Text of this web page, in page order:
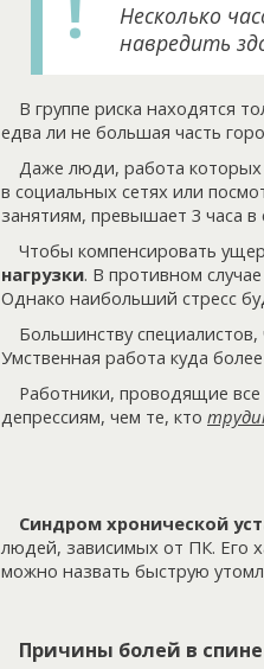
Несколько
навредить
В группе риска находятся
едва ли не большая часть
Даже люди, работа которых
в социальных сетях или
занятиям, превышает 3 часа
Чтобы компенсировать
нагрузки. В противном
Однако наибольший стресс
Большинству
Умственная работа куда
Работники, проводящие
депрессиям, чем те, кто
Синдром хронической
людей, зависимых от ПК. Его
можно назвать быструю
Причины болей в спине